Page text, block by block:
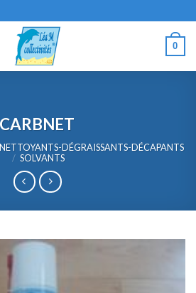
0
CARBNET
NETTOYANTS-DÉGRAISSANTS-DÉCAPANTS
/ SOLVANTS